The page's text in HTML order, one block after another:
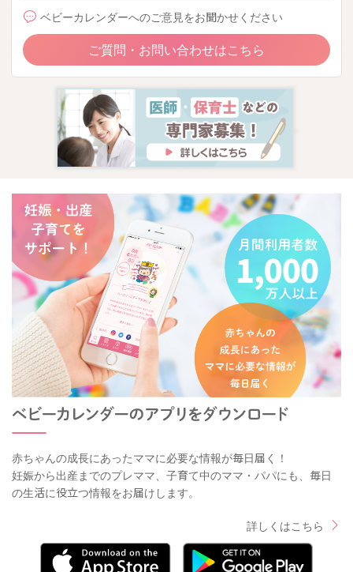
ベビーカレンダーへのご意見をお聞かせください
ご質問・お問い合わせはこちら
赤ちゃんの成長にあったママに必要な情報が毎日届く！
妊娠から出産までのプレママ、子育て中のママ・パパにも、毎日
の生活に役立つ情報をお届けします。
詳しくはこちら